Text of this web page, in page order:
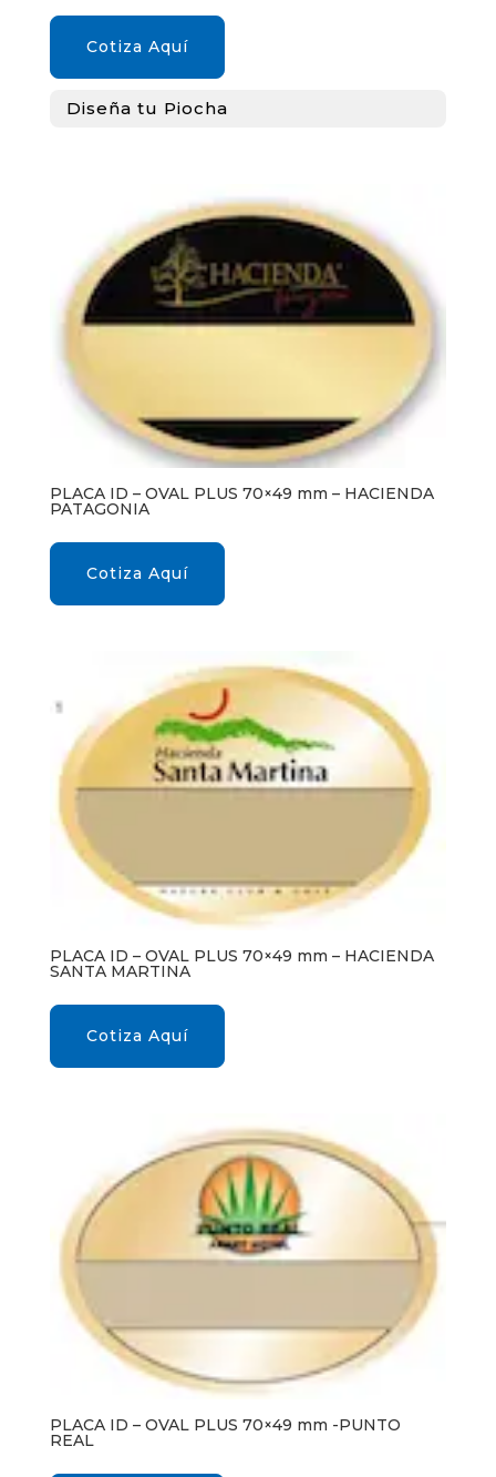
Cotiza Aquí
Diseña tu Piocha
PLACA ID – OVAL PLUS 70×49 mm – HACIENDA
PATAGONIA
Cotiza Aquí
PLACA ID – OVAL PLUS 70×49 mm – HACIENDA
SANTA MARTINA
Cotiza Aquí
PLACA ID – OVAL PLUS 70×49 mm -PUNTO
REAL